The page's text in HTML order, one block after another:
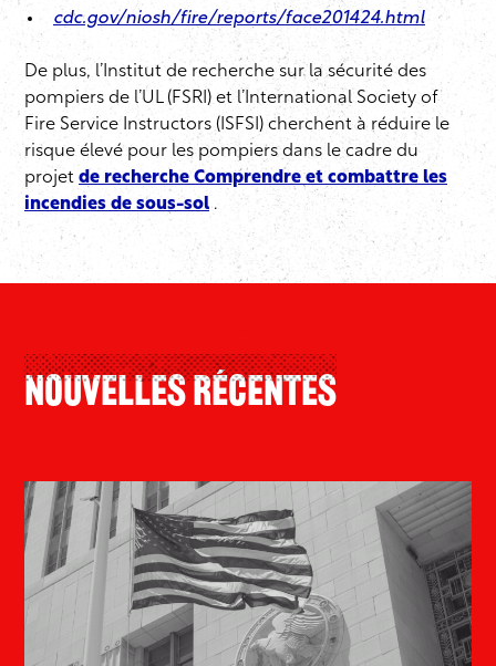
cdc.gov/niosh/fire/reports/face201424.html
De plus, l’Institut de recherche sur la sécurité des
pompiers de l’UL (FSRI) et l’International Society of
Fire Service Instructors (ISFSI) cherchent à réduire le
risque élevé pour les pompiers dans le cadre du
projet de recherche Comprendre et combattre les
incendies de sous-sol .
Nouvelles Récentes